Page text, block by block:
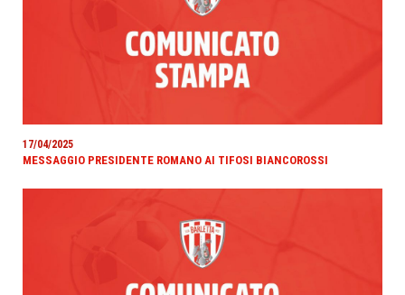
17/04/2025
MESSAGGIO PRESIDENTE ROMANO AI TIFOSI BIANCOROSSI